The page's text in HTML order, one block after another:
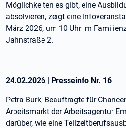
Möglichkeiten es gibt, eine
absolvieren, zeigt eine
März 2026, um 10 Uhr im
Jahnstraße 2.
24.02.2026 | Presseinfo Nr. 16
Petra Burk, Beauftragte für
Arbeitsmarkt der Arbeitsagentur
darüber, wie eine